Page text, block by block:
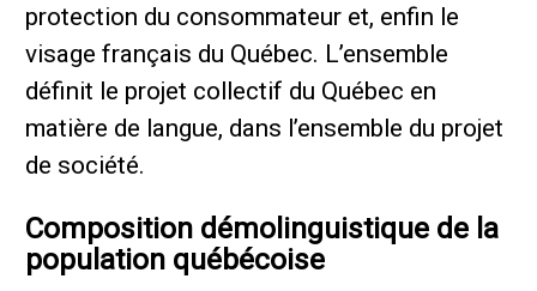
protection du consommateur et, enfin le
visage français du Québec. L’ensemble
définit le projet collectif du Québec en
matière de langue, dans l’ensemble du projet
de société.
Composition démolinguistique de la
population québécoise